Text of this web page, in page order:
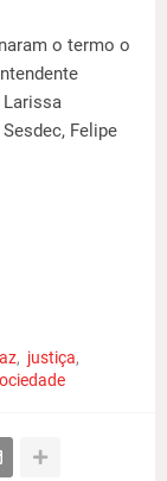
o termo o
Larissa
Felipe
justiça